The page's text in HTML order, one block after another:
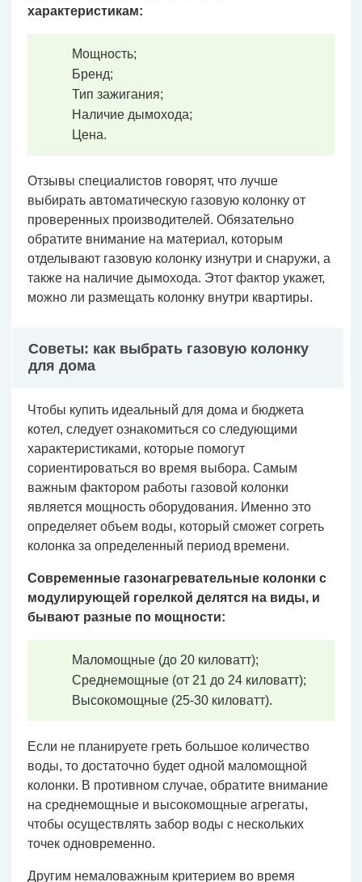
характеристикам:
Мощность;
Бренд;
Тип зажигания;
Наличие дымохода;
Цена.
Отзывы специалистов говорят, что лучше
выбирать автоматическую газовую колонку от
проверенных производителей. Обязательно
обратите внимание на материал, которым
отделывают газовую колонку изнутри и снаружи, а
также на наличие дымохода. Этот фактор укажет,
можно ли размещать колонку внутри квартиры.
Советы: как выбрать газовую колонку
для дома
Чтобы купить идеальный для дома и бюджета
котел, следует ознакомиться со следующими
характеристиками, которые помогут
сориентироваться во время выбора. Самым
важным фактором работы газовой колонки
является мощность оборудования. Именно это
определяет объем воды, который сможет согреть
колонка за определенный период времени.
Современные газонагревательные колонки с
модулирующей горелкой делятся на виды, и
бывают разные по мощности:
Маломощные (до 20 киловатт);
Среднемощные (от 21 до 24 киловатт);
Высокомощные (25-30 киловатт).
Если не планируете греть большое количество
воды, то достаточно будет одной маломощной
колонки. В противном случае, обратите внимание
на среднемощные и высокомощные агрегаты,
чтобы осуществлять забор воды с нескольких
точек одновременно.
Другим немаловажным критерием во время